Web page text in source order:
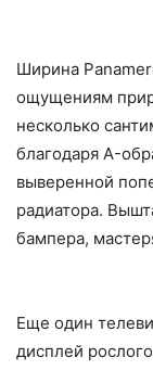
Ширина
ощущениям
несколько
благодаря A-
выверенной
радиатора.
бампера,
Еще один
дисплей